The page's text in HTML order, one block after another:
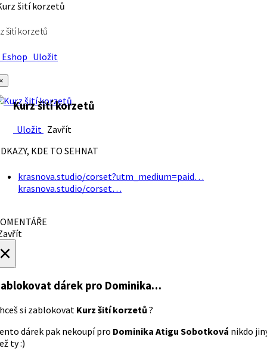
šití korzetů
Uložit
Kurz šití korzetů
Uložit Zavřít
KDE TO SEHNAT
krasnova.studio/corset?utm_medium=paid…
krasnova.studio/corset…
dárek pro Dominika…
si zablokovat Kurz šití korzetů ?
dárek pak nekoupí pro Dominika Atigu Sobotková nikdo
ty :)